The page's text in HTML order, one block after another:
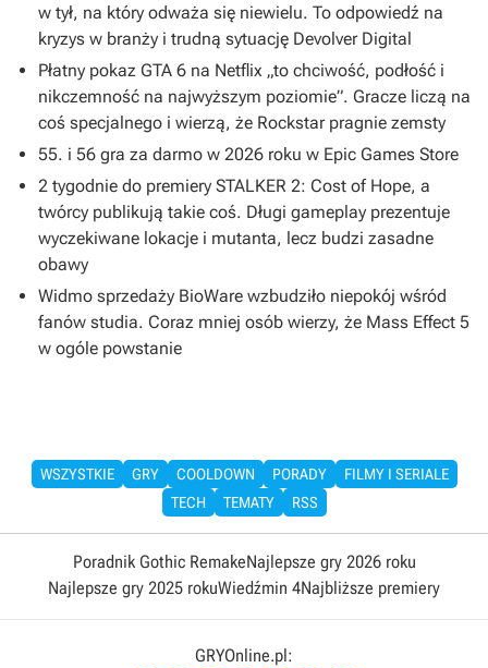
w tył, na który odważa się niewielu. To odpowiedź na
kryzys w branży i trudną sytuację Devolver Digital
Płatny pokaz GTA 6 na Netflix „to chciwość, podłość i
nikczemność na najwyższym poziomie”. Gracze liczą na
coś specjalnego i wierzą, że Rockstar pragnie zemsty
55. i 56 gra za darmo w 2026 roku w Epic Games Store
2 tygodnie do premiery STALKER 2: Cost of Hope, a
twórcy publikują takie coś. Długi gameplay prezentuje
wyczekiwane lokacje i mutanta, lecz budzi zasadne
obawy
Widmo sprzedaży BioWare wzbudziło niepokój wśród
fanów studia. Coraz mniej osób wierzy, że Mass Effect 5
w ogóle powstanie
WSZYSTKIE GRY COOLDOWN PORADY
FILMY I SERIALE
TECH
TEMATY RSS
Poradnik Gothic RemakeNajlepsze gry 2026 roku
Najlepsze gry 2025 rokuWiedźmin 4Najbliższe premiery
GRYOnline.pl: